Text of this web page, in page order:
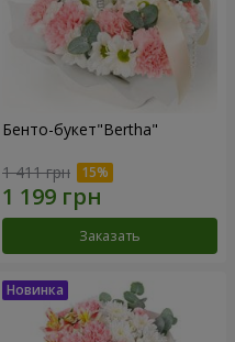
Бенто-букет"Bertha"
1 411 грн
Заказать